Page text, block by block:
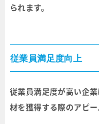
られます。
従業員満足度向上
従業員満足度が高い企
材を獲得する際のアピー